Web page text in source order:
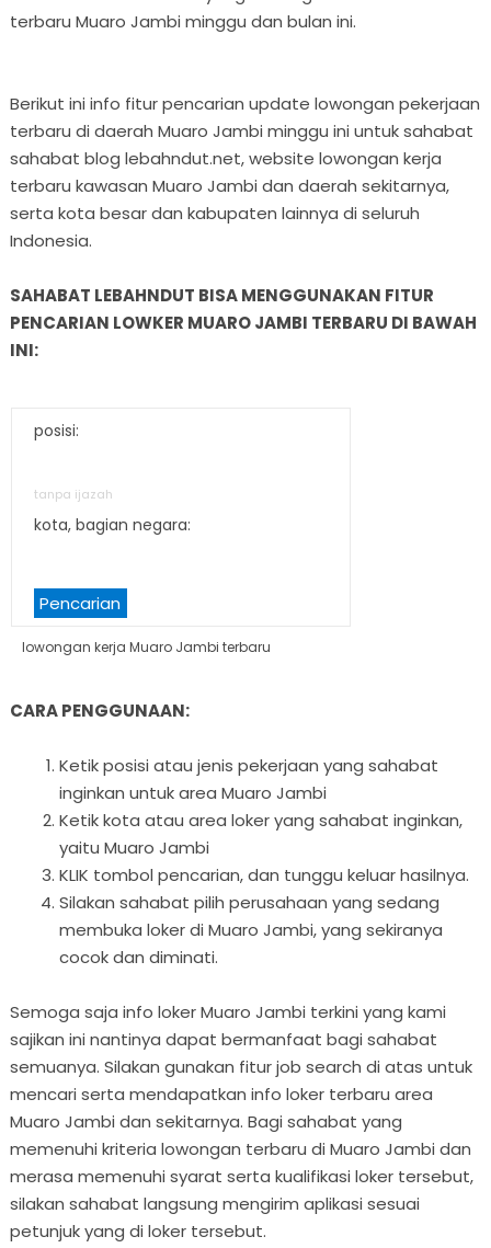
terbaru Muaro Jambi minggu dan bulan ini.
Berikut ini info fitur pencarian update lowongan pekerjaan
terbaru di daerah Muaro Jambi minggu ini untuk sahabat
sahabat blog lebahndut.net, website lowongan kerja
terbaru kawasan Muaro Jambi dan daerah sekitarnya,
serta kota besar dan kabupaten lainnya di seluruh
Indonesia.
SAHABAT LEBAHNDUT BISA MENGGUNAKAN FITUR
PENCARIAN LOWKER MUARO JAMBI TERBARU DI BAWAH
INI:
posisi:
tanpa ijazah
kota, bagian negara:
Pencarian
lowongan kerja Muaro Jambi terbaru
CARA PENGGUNAAN:
Ketik posisi atau jenis pekerjaan yang sahabat
inginkan untuk area Muaro Jambi
Ketik kota atau area loker yang sahabat inginkan,
yaitu Muaro Jambi
KLIK tombol pencarian, dan tunggu keluar hasilnya.
Silakan sahabat pilih perusahaan yang sedang
membuka loker di Muaro Jambi, yang sekiranya
cocok dan diminati.
Semoga saja info loker Muaro Jambi terkini yang kami
sajikan ini nantinya dapat bermanfaat bagi sahabat
semuanya. Silakan gunakan fitur job search di atas untuk
mencari serta mendapatkan info loker terbaru area
Muaro Jambi dan sekitarnya. Bagi sahabat yang
memenuhi kriteria lowongan terbaru di Muaro Jambi dan
merasa memenuhi syarat serta kualifikasi loker tersebut,
silakan sahabat langsung mengirim aplikasi sesuai
petunjuk yang di loker tersebut.